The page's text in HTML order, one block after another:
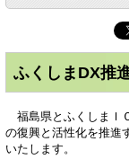
ふくしまDX推
福島県とふくしまＩ
の復興と活性化を推進
いたします。